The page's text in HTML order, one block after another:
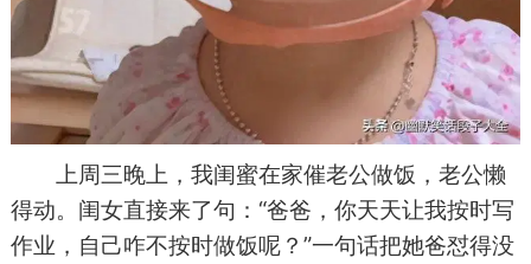
上周三晚上，我闺蜜在家催老公做饭，老公懒
得动。闺女直接来了句：“爸爸，你天天让我按时写
作业，自己咋不按时做饭呢？”一句话把她爸怼得没